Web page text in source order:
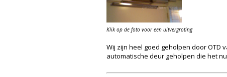
Klik op de foto voor een uitvergroting
Wij zijn heel goed geholpen door OTD
automatische deur geholpen die het